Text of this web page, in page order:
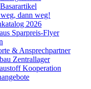
Basarartikel
dann weg!
2026
Sparpreis-Flyer
& Ansprechpartner
Zentrallager
Kooperation